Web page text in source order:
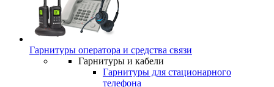
Гарнитуры оператора и средства связи
Гарнитуры и кабели
Гарнитуры для стационарного
телефона